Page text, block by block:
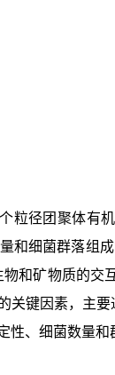
粒径团聚体有
和细菌群落组
和矿物质的交
关键因素，主
性、细菌数量和